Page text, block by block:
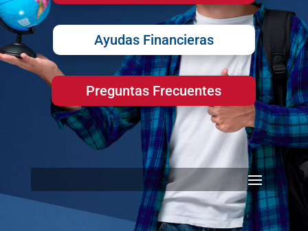
Ayudas Financieras
Preguntas Frecuentes